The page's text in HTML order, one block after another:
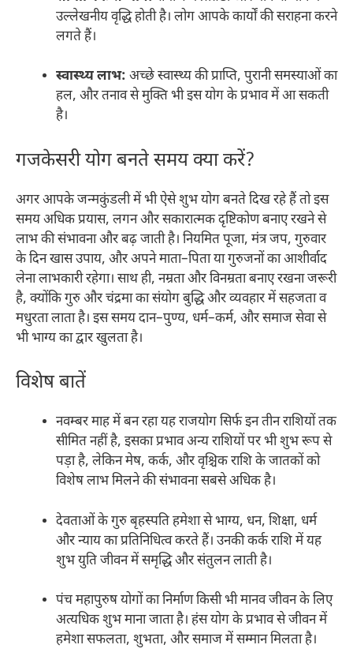
उल्लेखनीय वृद्धि होती है। लोग आपके कार्यों की सराहना करने
लगते हैं।​
स्वास्थ्य लाभ: अच्छे स्वास्थ्य की प्राप्ति, पुरानी समस्याओं का
हल, और तनाव से मुक्ति भी इस योग के प्रभाव में आ सकती
है।​
गजकेसरी योग बनते समय क्या करें?
अगर आपके जन्मकुंडली में भी ऐसे शुभ योग बनते दिख रहे हैं तो इस
समय अधिक प्रयास, लगन और सकारात्मक दृष्टिकोण बनाए रखने से
लाभ की संभावना और बढ़ जाती है। नियमित पूजा, मंत्र जप, गुरुवार
के दिन खास उपाय, और अपने माता–पिता या गुरुजनों का आशीर्वाद
लेना लाभकारी रहेगा। साथ ही, नम्रता और विनम्रता बनाए रखना जरूरी
है, क्योंकि गुरु और चंद्रमा का संयोग बुद्धि और व्यवहार में सहजता व
मधुरता लाता है। इस समय दान–पुण्य, धर्म–कर्म, और समाज सेवा से
भी भाग्य का द्वार खुलता है।​
विशेष बातें
नवम्बर माह में बन रहा यह राजयोग सिर्फ इन तीन राशियों तक
सीमित नहीं है, इसका प्रभाव अन्य राशियों पर भी शुभ रूप से
पड़ा है, लेकिन मेष, कर्क, और वृश्चिक राशि के जातकों को
विशेष लाभ मिलने की संभावना सबसे अधिक है।​
देवताओं के गुरु बृहस्पति हमेशा से भाग्य, धन, शिक्षा, धर्म
और न्याय का प्रतिनिधित्व करते हैं। उनकी कर्क राशि में यह
शुभ युति जीवन में समृद्धि और संतुलन लाती है।​
पंच महापुरुष योगों का निर्माण किसी भी मानव जीवन के लिए
अत्यधिक शुभ माना जाता है। हंस योग के प्रभाव से जीवन में
हमेशा सफलता, शुभता, और समाज में सम्मान मिलता है।​